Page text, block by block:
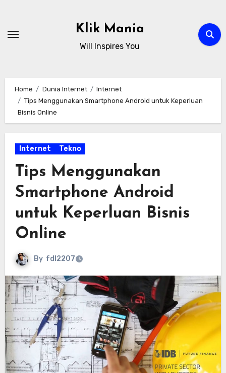
content
Klik Mania
Will Inspires You
Home Dunia Internet
Internet
Tips Menggunakan Smartphone Android untuk Keperluan
Bisnis Online
Internet Tekno
Tips Menggunakan
Smartphone Android
untuk Keperluan Bisnis
Online
By fdl2207